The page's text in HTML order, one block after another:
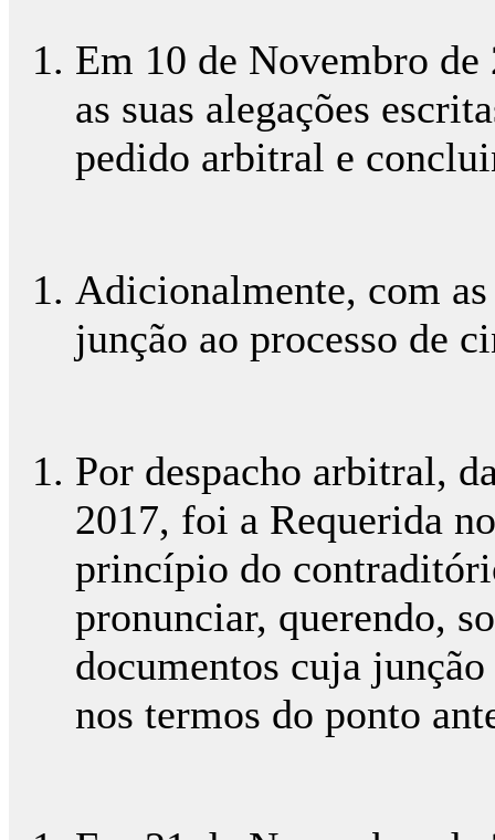
Em 10 de Novembro de
as suas alegações
pedido arbitral e
Adicionalmente, com
junção ao processo de
Por despacho arbitral,
2017, foi a Requerida
princípio do
pronunciar, querendo,
documentos cuja
nos termos do ponto